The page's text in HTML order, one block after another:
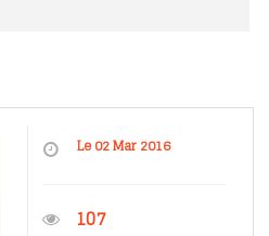
Le 02 Mar 2016
107